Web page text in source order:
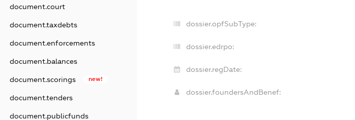
document.court
document.taxdebts
document.enforcements
document.balances
document.scorings new!
document.tenders
document.publicfunds
dossier.opfSubType:
dossier.edrpo:
dossier.regDate:
dossier.foundersAndBenef: